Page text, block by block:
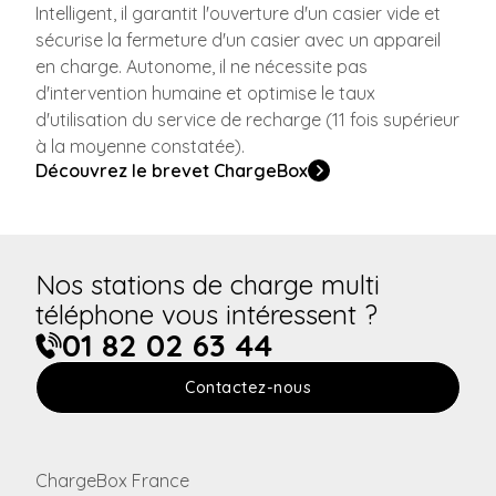
Intelligent, il garantit l'ouverture d'un casier vide et
sécurise la fermeture d'un casier avec un appareil
en charge. Autonome, il ne nécessite pas
d'intervention humaine et optimise le taux
d'utilisation du service de recharge (11 fois supérieur
à la moyenne constatée).
Découvrez le brevet ChargeBox
Nos stations de charge multi
téléphone vous intéressent ?
01 82 02 63 44
Contactez-nous
ChargeBox France